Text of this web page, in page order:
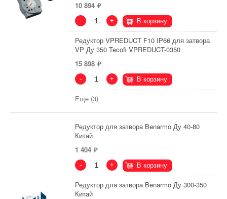
10 894
- + В корзину
Редуктор VPREDUCT F10 IP66 для затвора
VP Ду 350 Tecofi VPREDUCT-0350
15 898
- + В корзину
Еще (3)
Редуктор для затвора Benarmo Ду 40-80
Китай
1 404
- + В корзину
Редуктор для затвора Benarmo Ду 300-350
Китай